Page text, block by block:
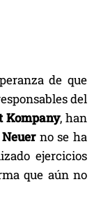
de que
del
Kompany, han
Neuer no se ha
ejercicios
que aún no